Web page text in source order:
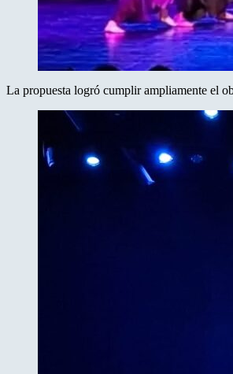
La propuesta logró cumplir ampliamente el